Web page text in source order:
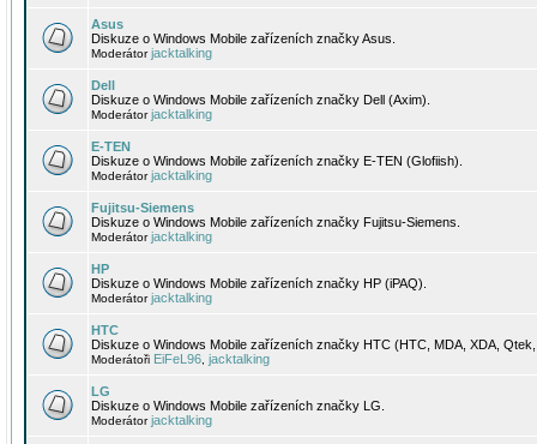
Asus
Diskuze o Windows Mobile zařízeních značky Asus.
Moderátorjacktalking
Dell
Diskuze o Windows Mobile zařízeních značky Dell (Axim).
Moderátorjacktalking
E-TEN
Diskuze o Windows Mobile zařízeních značky E-TEN (Glofiish).
Moderátorjacktalking
Fujitsu-Siemens
Diskuze o Windows Mobile zařízeních značky Fujitsu-Siemens.
Moderátorjacktalking
HP
Diskuze o Windows Mobile zařízeních značky HP (iPAQ).
Moderátorjacktalking
HTC
Diskuze o Windows Mobile zařízeních značky HTC (HTC, MDA, XDA,
Moderátoři EiFeL96 jacktalking
LG
Diskuze o Windows Mobile zařízeních značky LG.
Moderátorjacktalking